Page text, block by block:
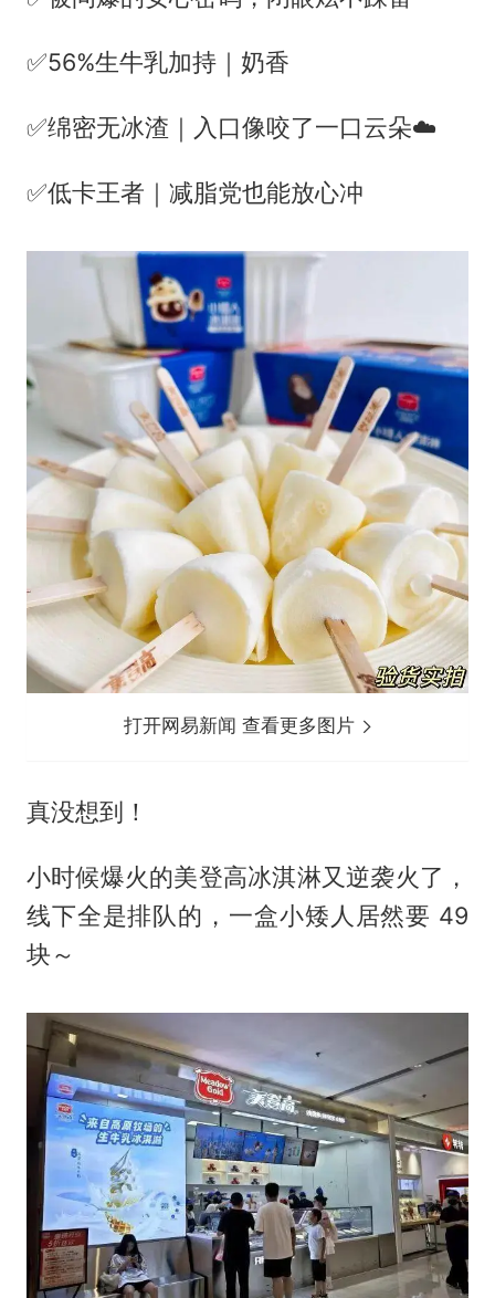
✅56%生牛乳加持｜奶香
✅绵密无冰渣｜入口像咬了一口云朵☁️
✅低卡王者｜减脂党也能放心冲
打开网易新闻 查看更多图片
真没想到！
小时候爆火的美登高冰淇淋又逆袭火了，
线下全是排队的，一盒小矮人居然要 49
块～